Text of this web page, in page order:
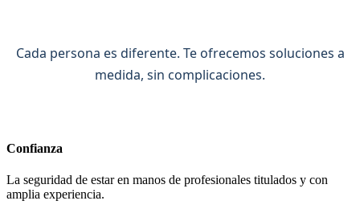
Cada persona es diferente. Te ofrecemos soluciones a
medida, sin complicaciones.
Confianza
La seguridad de estar en manos de profesionales titulados y con
amplia experiencia.